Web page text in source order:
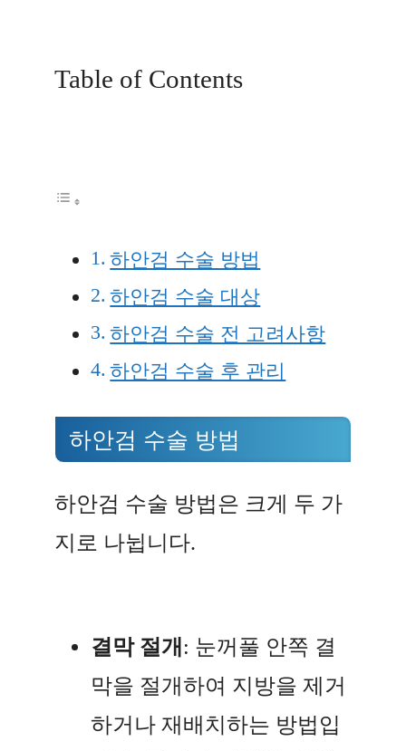
Table of Contents
하안검 수술 방법
하안검 수술 대상
하안검 수술 전 고려사항
하안검 수술 후 관리
하안검 수술 방법
하안검 수술 방법은 크게 두 가
지로 나뉩니다.
결막 절개 : 눈꺼풀 안쪽 결
막을 절개하여 지방을 제거
하거나 재배치하는 방법입